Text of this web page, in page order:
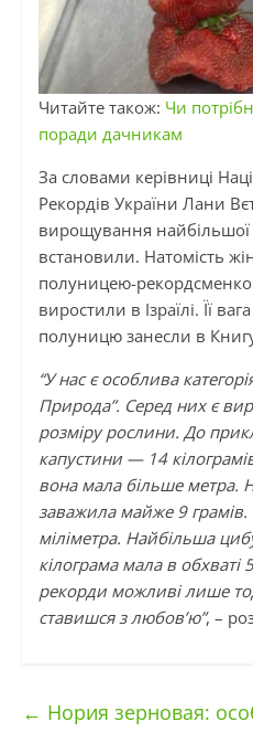
Читайте також: Чи
поради дачникам
За словами керівниці
Рекордів України Лани
вирощування найбільшої
встановили. Натомість
полуницею-
виростили в Ізраїлі. Її
полуницю занесли в
“У нас є особлива
Природа”. Серед них є
розміру рослини. До
капустини — 14
вона мала більше метра.
заважила майже 9 грамів.
міліметра. Найбільша
кілограма мала в обхваті
рекорди можливі лише
ставишся з любов’ю”, –
← Нория зерновая: